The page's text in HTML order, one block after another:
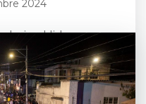
2024
bajo el liderazgo
entregó el
obra de
Libertad, en un